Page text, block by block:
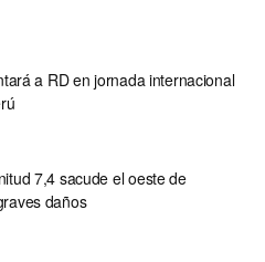
a RD en jornada internacional
7,4 sacude el oeste de
daños